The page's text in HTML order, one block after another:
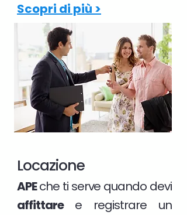
Scopri di più >
Locazione
APEche ti serve quando devi
affittare e registrare un